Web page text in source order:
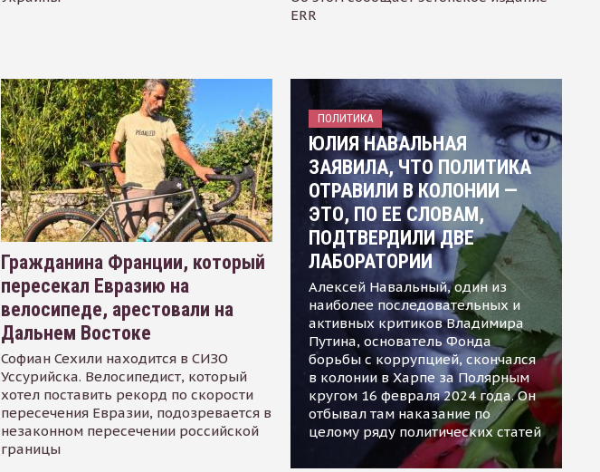
ERR
Гражданина Франции, который
пересекал Евразию на
велосипеде, арестовали на
Дальнем Востоке
Софиан Сехили находится в СИЗО
Уссурийска. Велосипедист, который
хотел поставить рекорд по скорости
пересечения Евразии, подозревается в
незаконном пересечении российской
границы
ПОЛИТИКА
ЮЛИЯ НАВАЛЬНАЯ
ЗАЯВИЛА, ЧТО ПОЛИТИКА
ОТРАВИЛИ В КОЛОНИИ —
ЭТО, ПО ЕЕ СЛОВАМ,
ПОДТВЕРДИЛИ ДВЕ
ЛАБОРАТОРИИ
Алексей Навальный, один из
наиболее последовательных и
активных критиков Владимира
Путина, основатель Фонда
борьбы с коррупцией, скончался
в колонии в Харпе за Полярным
кругом 16 февраля 2024 года. Он
отбывал там наказание по
целому ряду политических статей